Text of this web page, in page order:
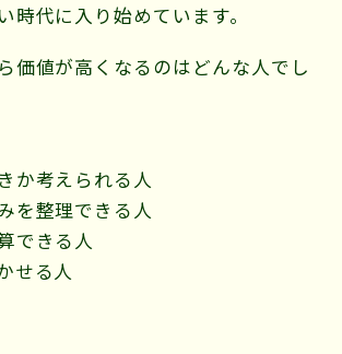
時代に入り始めています。
価値が高くなるのはどんな人でし
か考えられる人
を整理できる人
できる人
せる人